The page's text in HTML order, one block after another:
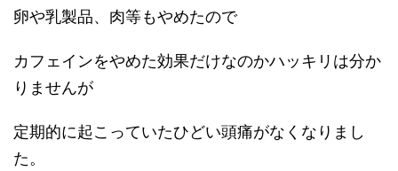
卵や乳製品、肉等もやめたので
カフェインをやめた効果だけなのかハッキリは分か
りませんが
定期的に起こっていたひどい頭痛がなくなりまし
た。